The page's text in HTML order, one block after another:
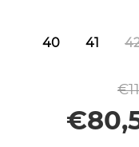
40 41